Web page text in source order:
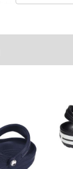
材の一体成型クロ
骨格や肉付き、